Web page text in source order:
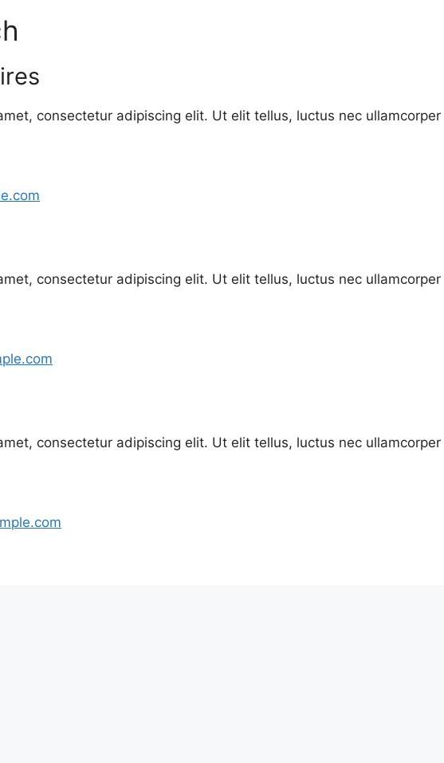
consectetur adipiscing elit. Ut elit tellus, luctus nec ullamcorper
consectetur adipiscing elit. Ut elit tellus, luctus nec ullamcorper
consectetur adipiscing elit. Ut elit tellus, luctus nec ullamcorper